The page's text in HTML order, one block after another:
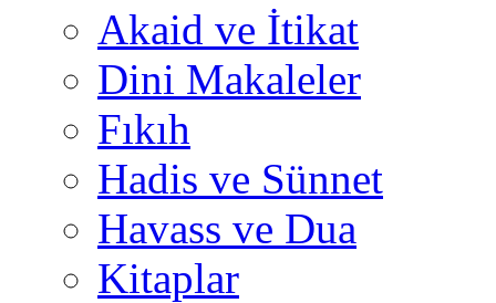
Akaid ve İtikat
Dini Makaleler
Fıkıh
Hadis ve Sünnet
Havass ve Dua
Kitaplar